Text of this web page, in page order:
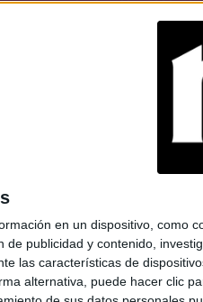
en un dispositivo, como
publicidad y contenido,
las características de
alternativa, puede hacer clic